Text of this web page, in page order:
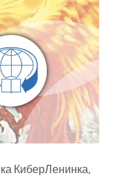
КиберЛенинка,